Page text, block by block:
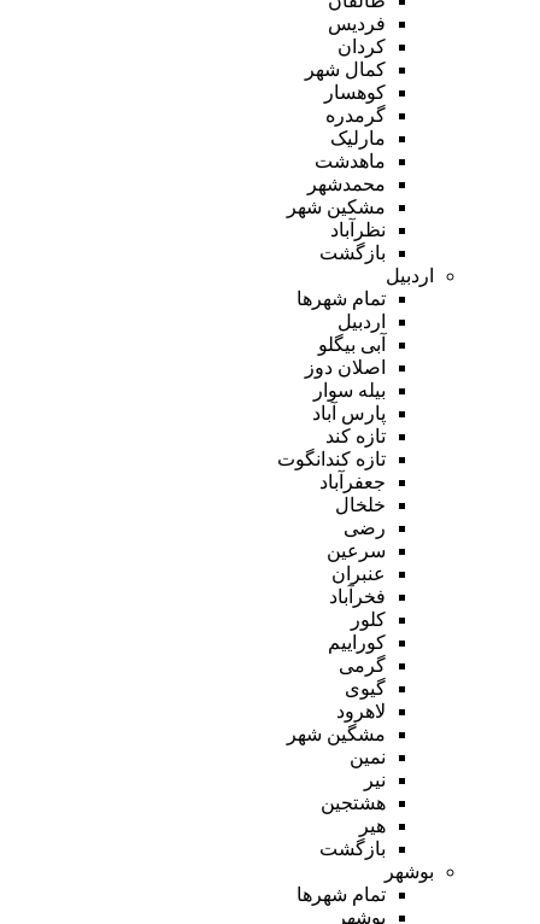
فردیس
کردان
کمال شهر
کوهسار
گرمدره
مارلیک
ماهدشت
محمدشهر
مشکین شهر
نظرآباد
بازگشت
اردبیل
تمام شهر‌ها
اردبیل
آبی بیگلو
اصلان دوز
بیله سوار
پارس آباد
تازه کند
تازه کندانگوت
جعفرآباد
خلخال
رضی
سرعین
عنبران
فخرآباد
کلور
کوراییم
گرمی
گیوی
لاهرود
مشگین شهر
نمین
نیر
هشتجین
هیر
بازگشت
بوشهر
تمام شهر‌ها
بوشهر